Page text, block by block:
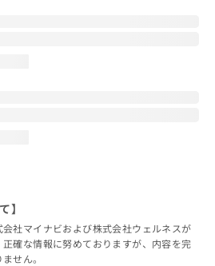
】
社マイナビおよび株式会社ウェルネスが
確な情報に努めておりますが、内容を完
せん。